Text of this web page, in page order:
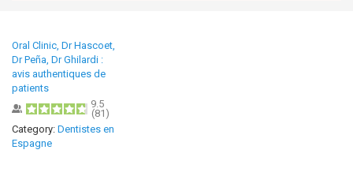
Oral Clinic, Dr Hascoet,
Dr Peña, Dr Ghilardi :
avis authentiques de
patients
9.5
(81 )
Category: Dentistes en
Espagne